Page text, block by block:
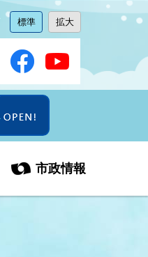
文
字
サ
イ
を
標準
に
変
文
字
サ
イ
拡大
に
変
市政情報